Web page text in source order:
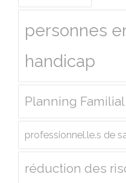
personnes
handicap
Planning Familial
professionnel.le.s de
réduction des